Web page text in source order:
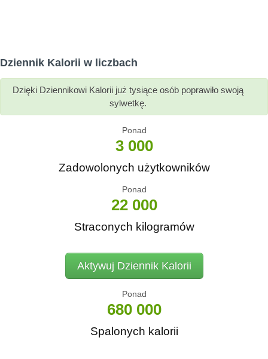
Dziennik Kalorii w liczbach
Dzięki Dziennikowi Kalorii już tysiące osób poprawiło swoją
sylwetkę.
Ponad
3 000
Zadowolonych użytkowników
Ponad
22 000
Straconych kilogramów
Aktywuj Dziennik Kalorii
Ponad
680 000
Spalonych kalorii